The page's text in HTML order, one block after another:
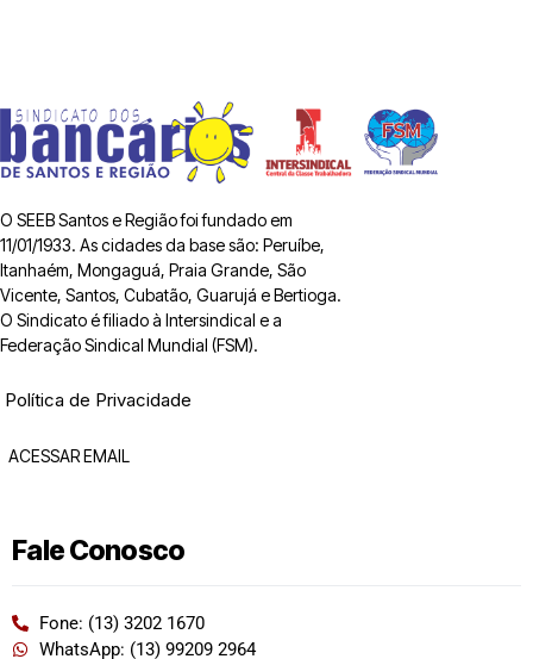
O SEEB Santos e Região foi fundado em
11/01/1933. As cidades da base são: Peruíbe,
Itanhaém, Mongaguá, Praia Grande, São
Vicente, Santos, Cubatão, Guarujá e Bertioga.
O Sindicato é filiado à Intersindical e a
Federação Sindical Mundial (FSM).
Política de Privacidade
ACESSAR EMAIL
Fale Conosco
Fone: (13) 3202 1670
WhatsApp: (13) 99209 2964